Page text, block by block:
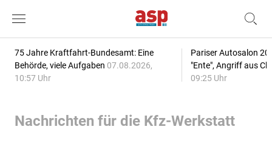
75 Jahre Kraftfahrt-Bundesamt: Eine
Behörde, viele Aufgaben 07.08.2026,
10:57 Uhr
Pariser Autosalon
"Ente", Angriff aus
09:25 Uhr
Nachrichten für die Kfz-Werkstatt